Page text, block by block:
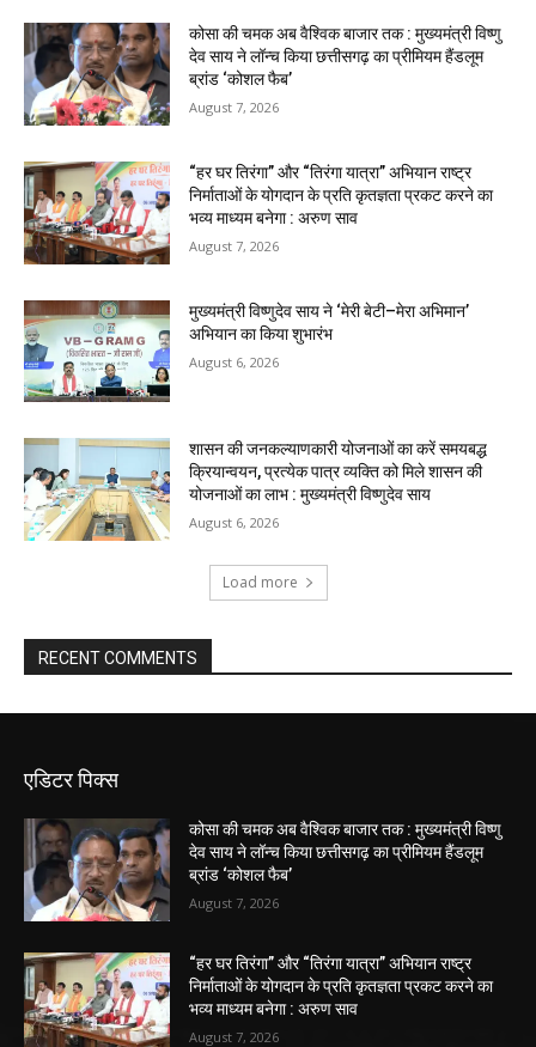
कोसा की चमक अब वैश्विक बाजार तक : मुख्यमंत्री विष्णु
देव साय ने लॉन्च किया छत्तीसगढ़ का प्रीमियम हैंडलूम
ब्रांड ‘कोशल फैब’
August 7, 2026
“हर घर तिरंगा” और “तिरंगा यात्रा” अभियान राष्ट्र
निर्माताओं के योगदान के प्रति कृतज्ञता प्रकट करने का
भव्य माध्यम बनेगा : अरुण साव
August 7, 2026
मुख्यमंत्री विष्णुदेव साय ने ‘मेरी बेटी–मेरा अभिमान’
अभियान का किया शुभारंभ
August 6, 2026
शासन की जनकल्याणकारी योजनाओं का करें समयबद्ध
क्रियान्वयन, प्रत्येक पात्र व्यक्ति को मिले शासन की
योजनाओं का लाभ : मुख्यमंत्री विष्णुदेव साय
August 6, 2026
Load more
RECENT COMMENTS
एडिटर पिक्स
कोसा की चमक अब वैश्विक बाजार तक : मुख्यमंत्री विष्णु
देव साय ने लॉन्च किया छत्तीसगढ़ का प्रीमियम हैंडलूम
ब्रांड ‘कोशल फैब’
August 7, 2026
“हर घर तिरंगा” और “तिरंगा यात्रा” अभियान राष्ट्र
निर्माताओं के योगदान के प्रति कृतज्ञता प्रकट करने का
भव्य माध्यम बनेगा : अरुण साव
August 7, 2026